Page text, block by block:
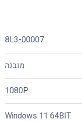
8L3-00007
מובנה
1080P
Windows 11 64BIT